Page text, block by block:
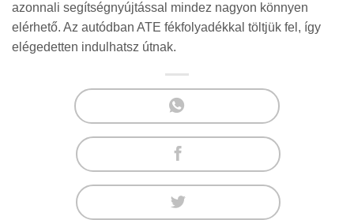
azonnali segítségnyújtással mindez nagyon könnyen
elérhető. Az autódban ATE fékfolyadékkal töltjük fel, így
elégedetten indulhatsz útnak.